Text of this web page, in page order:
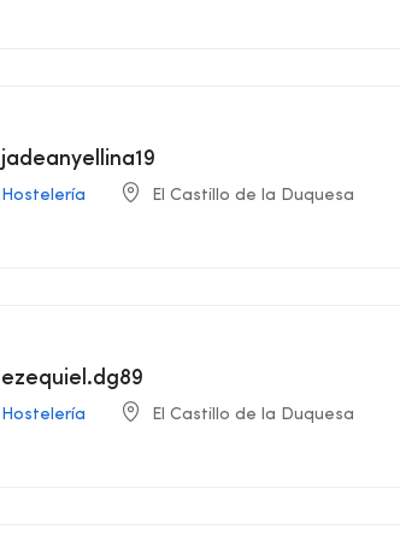
jadeanyellina19
Hostelería El Castillo de la Duquesa
ezequiel.dg89
Hostelería El Castillo de la Duquesa